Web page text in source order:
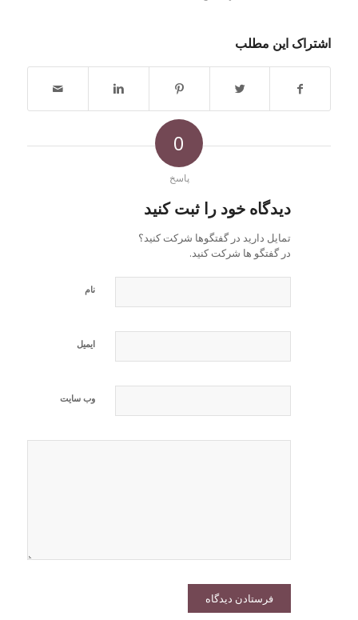
اشتراک این مطلب
0
پاسخ
دیدگاه خود را ثبت کنید
تمایل دارید در گفتگوها شرکت کنید؟
در گفتگو ها شرکت کنید.
نام
ایمیل
وب‌ سایت